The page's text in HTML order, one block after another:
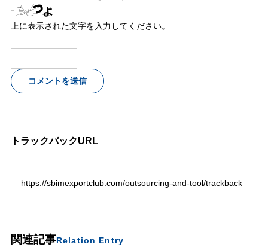
上に表示された文字を入力してください。
トラックバックURL
https://sbimexportclub.com/outsourcing-and-tool/trackback
関連記事Relation Entry